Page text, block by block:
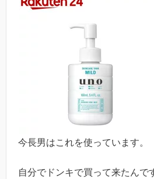
今長男はこれを使っています。
自分でドンキで買って来たんで